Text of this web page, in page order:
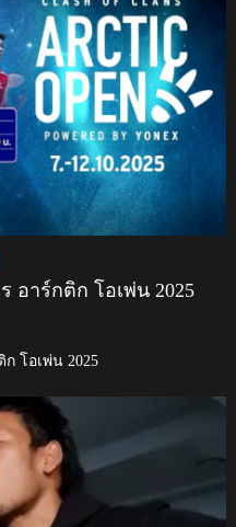
อาร์กติก โอเพ่น 2025
โอเพ่น 2025